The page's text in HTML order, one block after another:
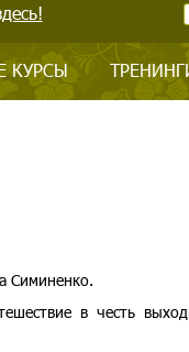
КУРСЫ
Симиненко.
в честь